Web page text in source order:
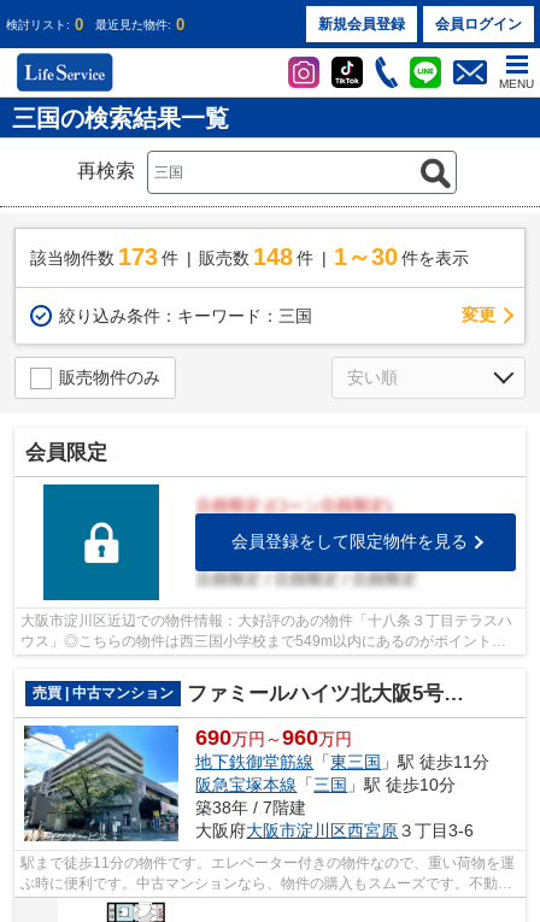
検討リスト: 0 最近見た物件: 0 新規会員登録 会員ログイン
MENU
三国の検索結果一覧
再検索
該当物件数 173件 販売数 148 件 1～30 件を表示
絞り込み条件： キーワード：三国 変更
販売物件のみ
会員限定
会員登録をして限定物件を見る
大阪市淀川区近辺での物件情報：大好評のあの物件「十八条３丁目テラスハ
ウス」◎こちらの物件は西三国小学校まで549m以内にあるのがポイントで
売買 | 中古マンション
ファミールハイツ北大阪5号棟弐番館
690万円～960万円
地下鉄御堂筋線 「東三国 」駅 徒歩11分
阪急宝塚本線 「三国 」駅 徒歩10分
築38年 / 7階建
大阪府大阪市淀川区西宮原３丁目3-6
駅まで徒歩11分の物件です。エレベーター付きの物件なので、重い荷物を運
ぶ時に便利です。中古マンションなら、物件の購入もスムーズです。不動産
のことで悩みがあるなら、ライフサー...